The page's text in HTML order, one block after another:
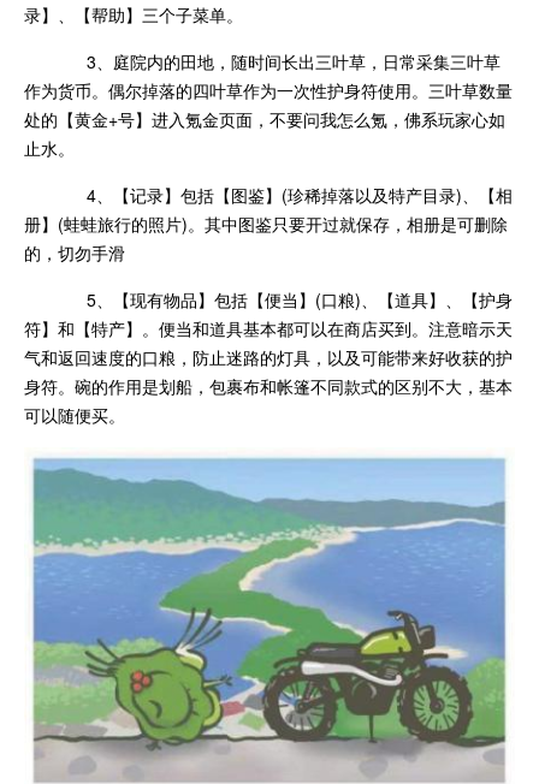
录】、【帮助】三个子菜单。
3、庭院内的田地，随时间长出三叶草，日常采集三叶草
作为货币。偶尔掉落的四叶草作为一次性护身符使用。三叶草数量
处的【黄金+号】进入氪金页面，不要问我怎么氪，佛系玩家心如
止水。
4、【记录】包括【图鉴】(珍稀掉落以及特产目录)、【相
册】(蛙蛙旅行的照片)。其中图鉴只要开过就保存，相册是可删除
的，切勿手滑
5、【现有物品】包括【便当】(口粮)、【道具】、【护身
符】和【特产】。便当和道具基本都可以在商店买到。注意暗示天
气和返回速度的口粮，防止迷路的灯具，以及可能带来好收获的护
身符。碗的作用是划船，包裹布和帐篷不同款式的区别不大，基本
可以随便买。